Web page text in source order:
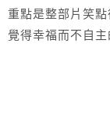
重點是整部片笑
覺得幸福而不自